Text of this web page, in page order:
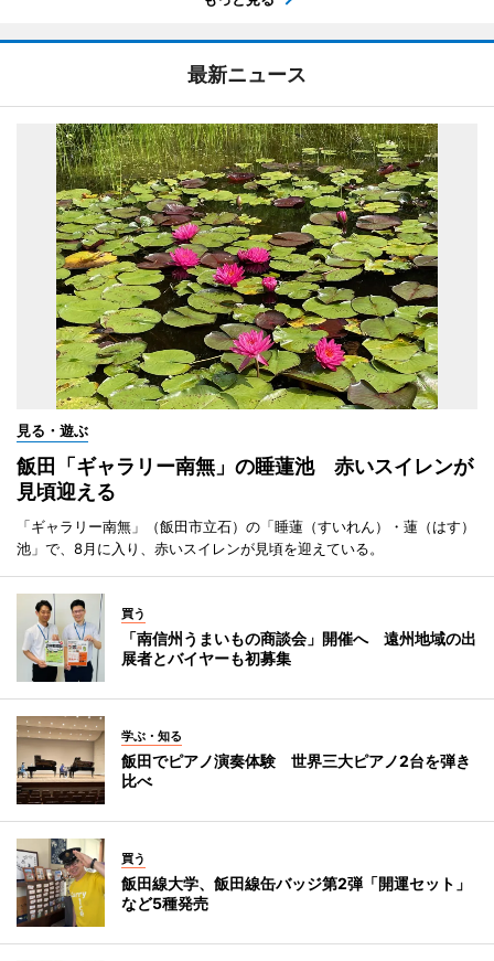
最新ニュース
見る・遊ぶ
飯田「ギャラリー南無」の睡蓮池 赤いスイレンが
見頃迎える
「ギャラリー南無」（飯田市立石）の「睡蓮（すいれん）・蓮（はす）
池」で、8月に入り、赤いスイレンが見頃を迎えている。
買う
「南信州うまいもの商談会」開催へ 遠州地域の出
展者とバイヤーも初募集
学ぶ・知る
飯田でピアノ演奏体験 世界三大ピアノ2台を弾き
比べ
買う
飯田線大学、飯田線缶バッジ第2弾「開運セット」
など5種発売